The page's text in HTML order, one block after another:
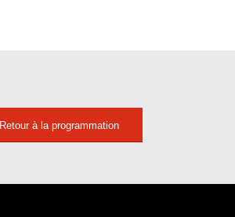
Retour à la programmation